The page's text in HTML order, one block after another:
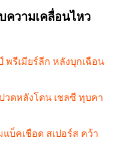
ความเคลื่อนไหว
รีเมียร์ลีก หลังบุกเฉือน
วดหลังโดน เชลซี ทุบคา
บ็คเชือด สเปอร์ส คว้า